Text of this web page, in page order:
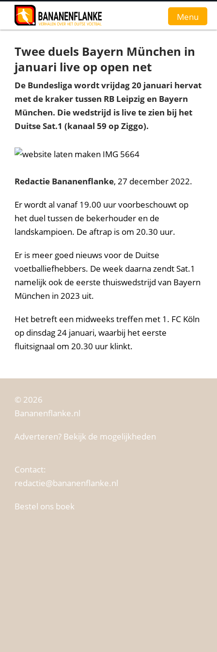
Home
Nieuws
Interviews
Groundhopverhalen
Menu
Twee duels Bayern München in
januari live op open net
De Bundesliga wordt vrijdag 20 januari hervat
met de kraker tussen RB Leipzig en Bayern
München. Die wedstrijd is live te zien bij het
Duitse Sat.1 (kanaal 59 op Ziggo).
Redactie Bananenflanke, 27 december 2022.
Er wordt al vanaf 19.00 uur voorbeschouwt op
het duel tussen de bekerhouder en de
landskampioen. De aftrap is om 20.30 uur.
Er is meer goed nieuws voor de Duitse
voetballiefhebbers. De week daarna zendt Sat.1
namelijk ook de eerste thuiswedstrijd van Bayern
München in 2023 uit.
Het betreft een midweeks treffen met 1. FC Köln
op dinsdag 24 januari, waarbij het eerste
fluitsignaal om 20.30 uur klinkt.
© 2026
Bananenflanke.nl
Adverteren? Bekijk de mogelijkheden
Contact:
redactie@bananenflanke.nl
Bestel ons boek